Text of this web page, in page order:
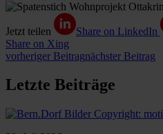
Jetzt teilen Share on LinkedIn
Share on Xing
vorheriger Beitragnächster Beitrag
Letzte Beiträge